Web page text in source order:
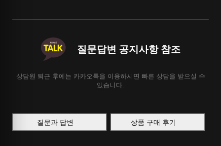
질문답변 공지사항 참조
상담원 퇴근 후에는 카카오톡을 이용하시면 빠른 상담을 받으실 수
있습니다.
질문과 답변 상품 구매 후기